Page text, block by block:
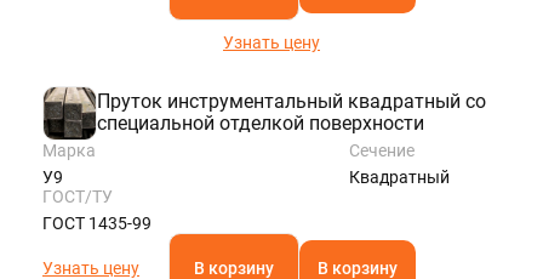
Узнать цену
Пруток инструментальный квадратный со
специальной отделкой поверхности
Марка
У9
Сечение
Квадратный
ГОСТ/ТУ
ГОСТ 1435-99
Узнать цену В корзину В корзину